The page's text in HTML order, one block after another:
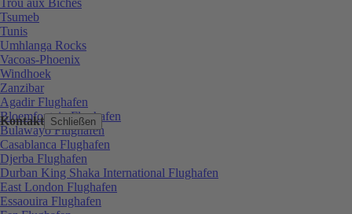
Kontakt Schließen
Tsumeb
Tunis
Umhlanga Rocks
Vacoas-Phoenix
Windhoek
Zanzibar
Agadir Flughafen
Bloemfontein Flughafen
Bulawayo Flughafen
Casablanca Flughafen
Djerba Flughafen
Durban King Shaka International Flughafen
East London Flughafen
Essaouira Flughafen